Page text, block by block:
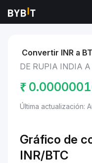
Mercados
Convertir INR a
DE RUPIA INDIA
₹
Última actualización:
Gráfico de
INR/BTC